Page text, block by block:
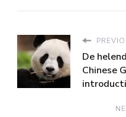
De
Chinese